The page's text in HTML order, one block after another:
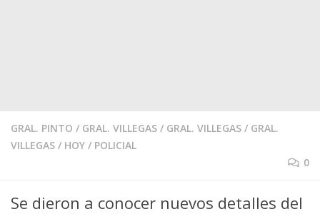
GRAL. PINTO / GRAL. VILLEGAS / GRAL. VILLEGAS / GRAL.
VILLEGAS / HOY / POLICIAL
0
Se dieron a conocer nuevos detalles del